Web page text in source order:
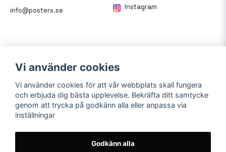
info@posters.se
Instagram
Betalning
På posters.se kan du enkelt
Vi använder cookies
Vi använder cookies för att vår webbplats skall fungera
och erbjuda dig bästa upplevelse. Bekräfta ditt samtycke
genom att trycka på godkänn alla eller anpassa via
inställningar
Godkänn alla